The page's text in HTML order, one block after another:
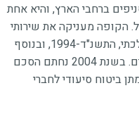
ברחבי הארץ, והיא אחת
הקופה מעניקה את שירותי
סל הבריאות לפי חוק ביטוח בריאות ממלכתי, התשנ"ד-1994, ובנוסף
מציעה למבוטחיה תוכניות לביטוח משלים. בשנת 2004 נחתם הסכם
ביטוח סיעודי לחברי